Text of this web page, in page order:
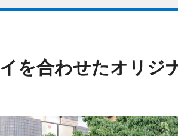
を合わせたオリジ